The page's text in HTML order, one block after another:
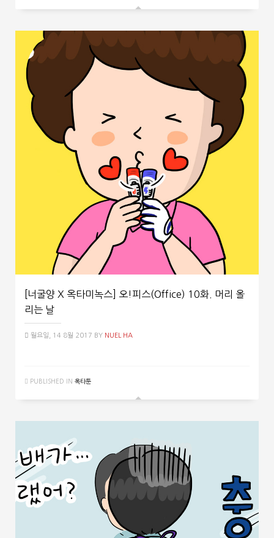
[너굴양 X 옥타미녹스] 오!피스(Office) 10화. 머리 올
리는 날
월요일, 14 8월 2017 BY NUEL HA
PUBLISHED IN 옥타툰